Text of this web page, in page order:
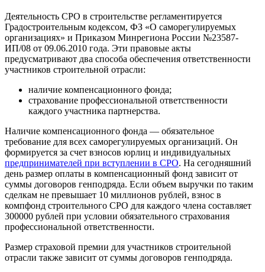
Деятельность СРО в строительстве регламентируется
Градостроительным кодексом, ФЗ «О саморегулируемых
организациях» и Приказом Минрегиона России №23587-
ИП/08 от 09.06.2010 года. Эти правовые акты
предусматривают два способа обеспечения ответственности
участников строительной отрасли:
наличие компенсационного фонда;
страхование профессиональной ответственности
каждого участника партнерства.
Наличие компенсационного фонда — обязательное
требование для всех саморегулируемых организаций. Он
формируется за счет взносов юрлиц и индивидуальных
предпринимателей при вступлении в СРО. На сегодняшний
день размер оплаты в компенсационный фонд зависит от
суммы договоров генподряда. Если объем выручки по таким
сделкам не превышает 10 миллионов рублей, взнос в
компфонд строительного СРО для каждого члена составляет
300000 рублей при условии обязательного страхования
профессиональной ответственности.
Размер страховой премии для участников строительной
отрасли также зависит от суммы договоров генподряда.